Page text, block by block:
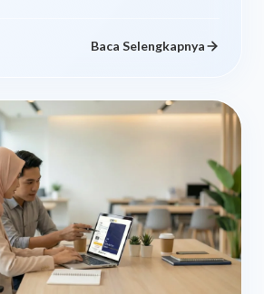
Baca Selengkapnya